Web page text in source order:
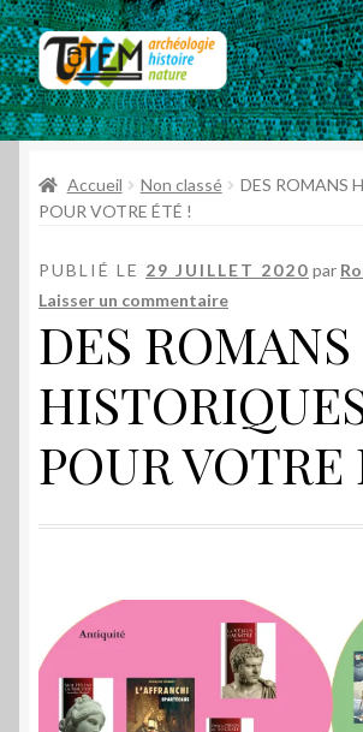
Aller
à
la
navigation
Aller
au
contenu
Accueil
Choix par genre
Promos
Accueil Non classé
DES ROMANS
POUR VOTRE ÉTÉ !
PUBLIÉ LE 29 JUILLET 2020 par
Laisser un commentaire
DES ROMANS
POUR VOTRE